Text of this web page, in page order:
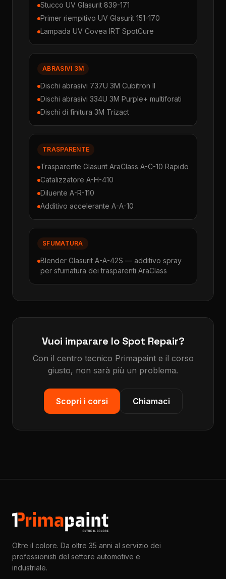
Stucco UV Glasurit 839-171
Primer riempitivo UV Glasurit 151-170
Lampada UV Covea IRT SpotCure
ABRASIVI 3M
Dischi abrasivi 737U 3M Cubitron II
Dischi abrasivi 334U 3M Purple+ multiforati
Dischi di finitura 3M Trizact
TRASPARENTE
Trasparente Glasurit AraClass A-C-10 Rapido
Catalizzatore A-H-410
Diluente A-R-110
Additivo accelerante A-A-10
SFUMATURA
Blender Glasurit A-A-42S — additivo spray
per sfumatura dei trasparenti AraClass
Vuoi imparare lo Spot Repair?
Con il centro tecnico Primapaint e il corso
giusto, non sarà più un problema.
Scopri i corsi Chiamaci
Oltre il colore. Da oltre 35 anni al servizio dei
professionisti del settore automotive e
industriale.